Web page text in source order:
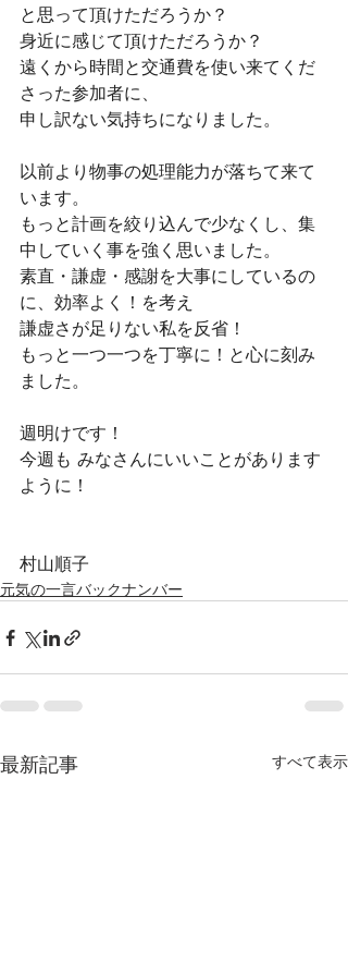
と思って頂けただろうか？
身近に感じて頂けただろうか？
遠くから時間と交通費を使い来てくだ
さった参加者に、
申し訳ない気持ちになりました。
以前より物事の処理能力が落ちて来て
います。
もっと計画を絞り込んで少なくし、集
中していく事を強く思いました。
素直・謙虚・感謝を大事にしているの
に、効率よく！を考え
謙虚さが足りない私を反省！
もっと一つ一つを丁寧に！と心に刻み
ました。
週明けです！
今週も みなさんにいいことがあります
ように！
村山順子
元気の一言バックナンバー
最新記事 すべて表示